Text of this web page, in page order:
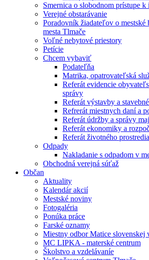
Smernica o slobodnom prístupe k
Verejné obstarávanie
Poradovník žiadateľov o mestské
mesta Tlmače
Voľné nebytové priestory
Petície
Chcem vybaviť
Podateľňa
Matrika, opatrovateľská
Referát evidencie
správy
Referát výstavby a
Refrerát miestnych daní a
Referát údržby a správy
Referát ekonomiky a
Referát životného prostredia
Odpady
Nakladanie s odpadom v
Obchodná verejná súťaž
Občan
Aktuality
Kalendár akcií
Mestské noviny
Fotogaléria
Ponúka práce
Farské oznamy
Miestny odbor Matice slovenskej
MC LIPKA - materské centrum
Školstvo a vzdelávaníe